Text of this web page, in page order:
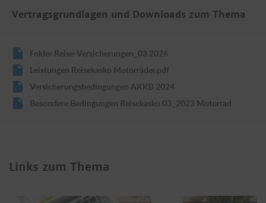
Vertragsgrundlagen und Downloads zum Thema
Folder Reise-Versicherungen_03.2026
Leistungen Reisekasko Motorräder.pdf
Versicherungsbedingungen AKKB 2024
Besondere Bedingungen Reisekasko 03_2023 Motorrad
Links zum Thema